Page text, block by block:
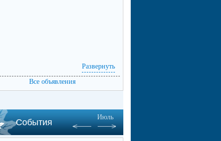
Развернуть
Все объявления
События
Июль